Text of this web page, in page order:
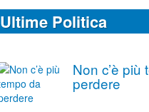
Ultime Politica
Non c’è più
perdere